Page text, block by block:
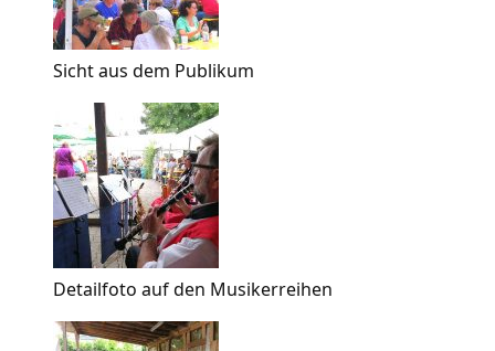
Sicht aus dem Publikum
Detailfoto auf den Musikerreihen